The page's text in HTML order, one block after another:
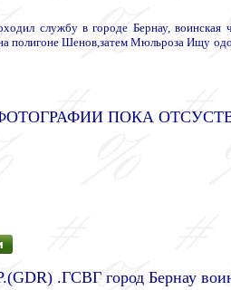
службу в городе Бернау,
полигоне Шенов,затем Мюльроза Ищу
ПОКА
.ГСВГ город Бернау